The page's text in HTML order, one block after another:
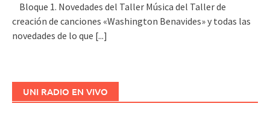
Bloque 1. Novedades del Taller Música del Taller de
creación de canciones «Washington Benavides» y todas las
novedades de lo que [...]
UNI RADIO EN VIVO